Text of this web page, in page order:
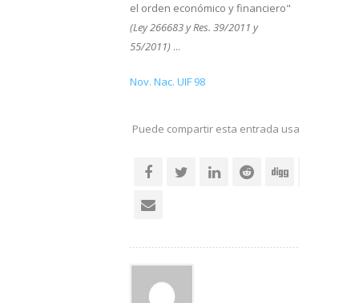
el orden económico y financiero"
(Ley 266683 y Res. 39/2011 y
55/2011) ...
Nov. Nac. UIF 98
Puede compartir esta entrada usando sus